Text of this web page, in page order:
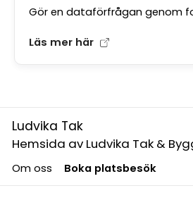
Gör en dataförfrågan genom
Läs mer här
Ludvika Tak
Hemsida av Ludvika Tak &
Om oss Boka platsbesök